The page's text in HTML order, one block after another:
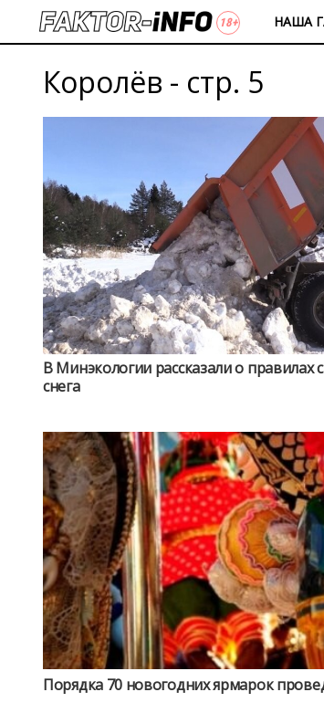
НАША
Королёв - стр. 5
В Минэкологии рассказали о правилах
снега
Порядка 70 новогодних ярмарок